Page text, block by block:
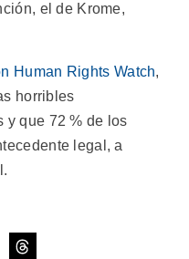
el de Krome,
Human Rights Watch,
horribles
y que 72 % de los
legal, a